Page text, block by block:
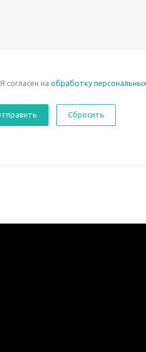
Я согласен на обработку
Сбросить